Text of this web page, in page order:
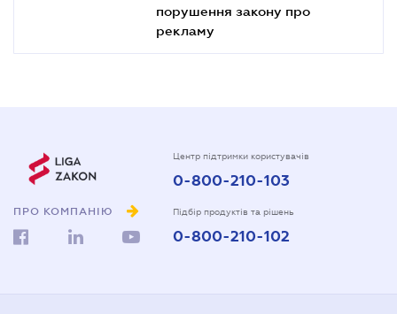
порушення закону про
рекламу
ПРО КОМПАНІЮ
Центр підтримки користувачів
0-800-210-103
Підбір продуктів та рішень
0-800-210-102